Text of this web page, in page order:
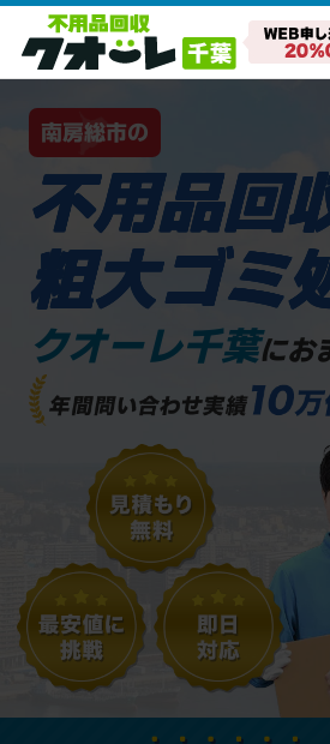
南房総市の
不用品回
粗大ゴミ
クオーレ千葉にお